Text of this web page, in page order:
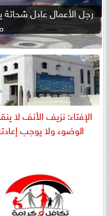
رجل الأعمال عادل شحاتة
الإفتاء: نزيف الأنف لا
الوضوء ولا يوجب